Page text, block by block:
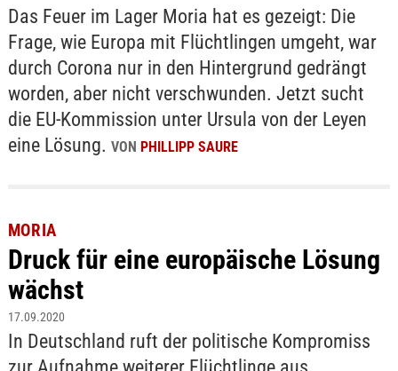
Das Feuer im Lager Moria hat es gezeigt: Die
Frage, wie Europa mit Flüchtlingen umgeht, war
durch Corona nur in den Hintergrund gedrängt
worden, aber nicht verschwunden. Jetzt sucht
die EU-Kommission unter Ursula von der Leyen
eine Lösung. VON PHILLIPP SAURE
MORIA
Druck für eine europäische Lösung
wächst
17.09.2020
In Deutschland ruft der politische Kompromiss